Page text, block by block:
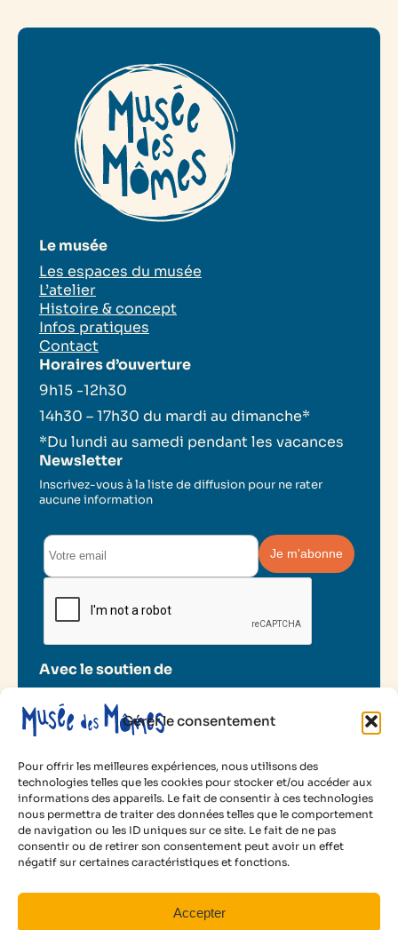
Gérer le consentement
Pour offrir les meilleures expériences, nous utilisons des
technologies telles que les cookies pour stocker et/ou accéder aux
informations des appareils. Le fait de consentir à ces technologies
nous permettra de traiter des données telles que le comportement
de navigation ou les ID uniques sur ce site. Le fait de ne pas
consentir ou de retirer son consentement peut avoir un effet
négatif sur certaines caractéristiques et fonctions.
Accepter
12,5 €
Le musée
Les espaces du musée
L’atelier
Histoire & concept
Infos pratiques
Contact
Horaires d’ouverture
9h15 -12h30
14h30 – 17h30 du mardi au dimanche*
*Du lundi au samedi pendant les vacances
Newsletter
Inscrivez-vous à la liste de diffusion pour ne rater
aucune information
Avec le soutien de
2025 Musée des Mômes
Mentions légales
Politique de cookies
Conditions d’utilisation
Facebook
Instagram
LinkedIn
YouTube